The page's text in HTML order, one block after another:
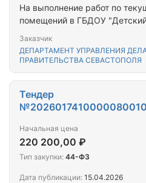
На выполнение работ по
помещений в ГБДОУ
Заказчик
ДЕПАРТАМЕНТ УПРАВЛЕНИЯ
ПРАВИТЕЛЬСТВА СЕВАСТОПОЛЯ
Тендер
Начальная цена
220 200,00 ₽
Тип закупки: 44-ФЗ
Дата публикации: 15.04.2026